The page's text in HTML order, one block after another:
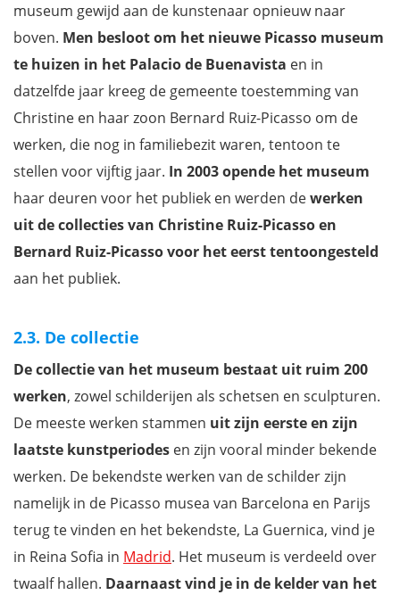
museum gewijd aan de kunstenaar opnieuw naar
boven. Men besloot om het nieuwe Picasso museum
te huizen in het Palacio de Buenavista en in
datzelfde jaar kreeg de gemeente toestemming van
Christine en haar zoon Bernard Ruiz-Picasso om de
werken, die nog in familiebezit waren, tentoon te
stellen voor vijftig jaar. In 2003 opende het museum
haar deuren voor het publiek en werden dewerken
uit de collecties van Christine Ruiz-Picasso en
Bernard Ruiz-Picasso voor het eerst tentoongesteld
aan het publiek.
2.3. De collectie
De collectie van het museum bestaat uit ruim 200
werken, zowel schilderijen als schetsen en sculpturen.
De meeste werken stammen uit zijn eerste en zijn
laatste kunstperiodes en zijn vooral minder bekende
werken. De bekendste werken van de schilder zijn
namelijk in de Picasso musea van Barcelona en Parijs
terug te vinden en het bekendste, La Guernica, vind je
in Reina Sofia in Madrid. Het museum is verdeeld over
twaalf hallen. Daarnaast vind je in de kelder van het